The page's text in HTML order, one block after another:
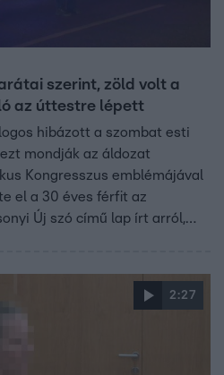
szerint, zöld volt a
az úttestre lépett
hibázott a szombat esti
mondják az áldozat
Kongresszus emblémájával
el a 30 éves férfit az
Új szó című lap írt arról,
amikor barátjuk az útra
még szakértői véleményekre
2:27